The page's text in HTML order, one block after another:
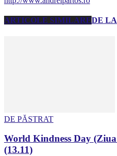
ARTICOLE SIMILAREDE
DE PĂSTRAT
World Kindness Day
(13.11)